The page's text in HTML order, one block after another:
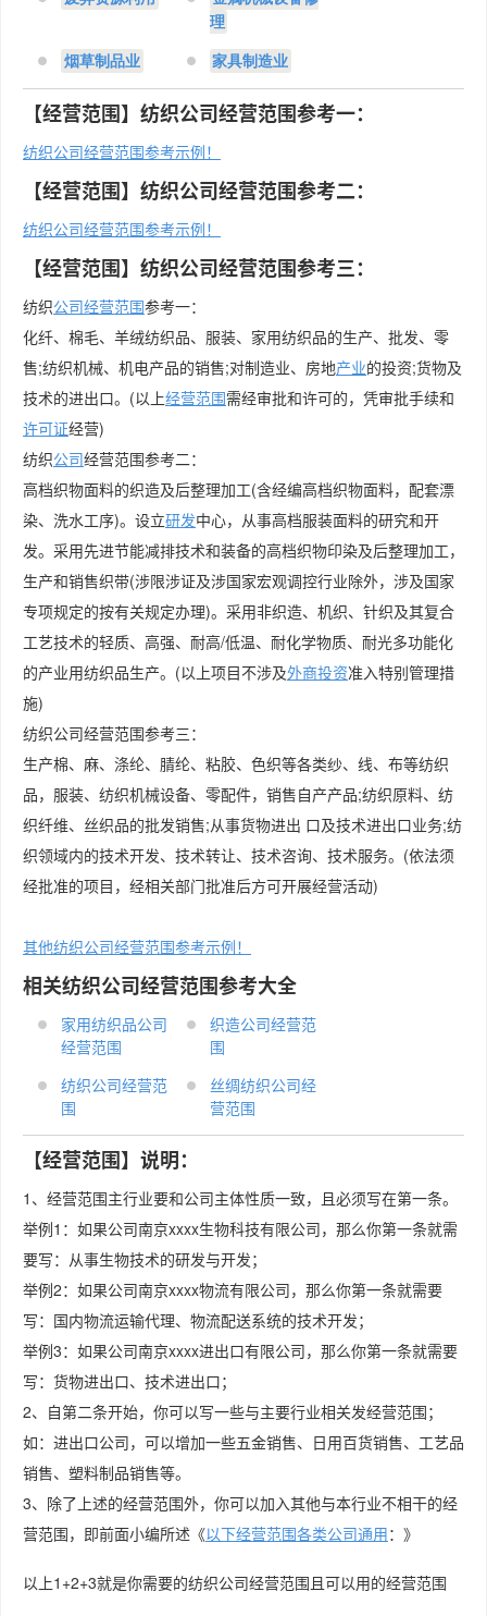
理
烟草制品业 家具制造业
【经营范围】​纺织公司经营范围参考一：
​纺织公司经营范围参考示例！
【经营范围】​纺织公司经营范围参考二：
​纺织公司经营范围参考示例！
【经营范围】​纺织公司经营范围参考三：
纺织公司经营范围参考一：
化纤、棉毛、羊绒纺织品、服装、家用纺织品的生产、批发、零
售;纺织机械、机电产品的销售;对制造业、房地产业的投资;货物及
技术的进出口。(以上经营范围需经审批和许可的，凭审批手续和
许可证经营)
纺织公司经营范围参考二：
高档织物面料的织造及后整理加工(含经编高档织物面料，配套漂
染、洗水工序)。设立研发中心，从事高档服装面料的研究和开
发。采用先进节能减排技术和装备的高档织物印染及后整理加工，
生产和销售织带(涉限涉证及涉国家宏观调控行业除外，涉及国家
专项规定的按有关规定办理)。采用非织造、机织、针织及其复合
工艺技术的轻质、高强、耐高/低温、耐化学物质、耐光多功能化
的产业用纺织品生产。(以上项目不涉及外商投资准入特别管理措
施)
纺织公司经营范围参考三：
生产棉、麻、涤纶、腈纶、粘胶、色织等各类纱、线、布等纺织
品，服装、纺织机械设备、零配件，销售自产产品;纺织原料、纺
织纤维、丝织品的批发销售;从事货物进出 口及技术进出口业务;纺
织领域内的技术开发、技术转让、技术咨询、技术服务。(依法须
经批准的项目，经相关部门批准后方可开展经营活动)
其他​纺织公司经营范围参考示例！
相关​纺织公司经营范围参考大全
家用纺织品公司
经营范围
织造公司经营范
围
​纺织公司经营范
围
丝绸纺织公司经
营范围
【经营范围】说明：
1、经营范围主行业要和公司主体性质一致，且必须写在第一条。
举例1：如果公司南京xxxx生物科技有限公司，那么你第一条就需
要写：从事生物技术的研发与开发；
举例2：如果公司南京xxxx物流有限公司，那么你第一条就需要
写：国内物流运输代理、物流配送系统的技术开发；
举例3：如果公司南京xxxx进出口有限公司，那么你第一条就需要
写：货物进出口、技术进出口；
2、自第二条开始，你可以写一些与主要行业相关发经营范围；
如：进出口公司，可以增加一些五金销售、日用百货销售、工艺品
销售、塑料制品销售等。
3、除了上述的经营范围外，你可以加入其他与本行业不相干的经
营范围，即前面小编所述《以下经营范围各类公司通用：》
以上1+2+3就是你需要的​纺织公司经营范围且可以用的经营范围